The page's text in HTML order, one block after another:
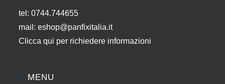
tel: 0744.744655
mail:eshop@panfixitalia.it
Clicca qui per richiedere informazioni
MENU